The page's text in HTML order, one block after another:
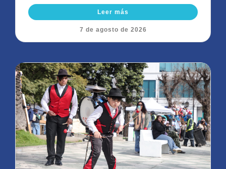
Leer más
7 de agosto de 2026